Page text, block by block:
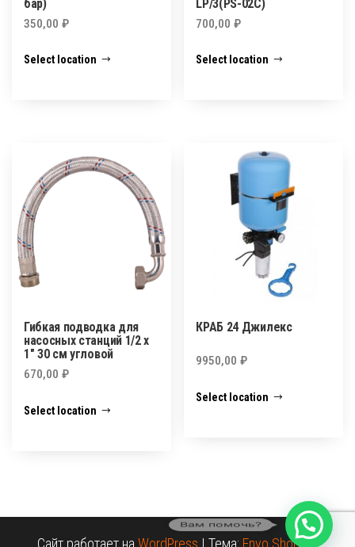
бар)
350,00 ₽
Select location
LP/3(PS-02C)
700,00₽
Select location
Гибкая подводка для
насосных станций 1/2 х
1″ 30 см угловой
670,00 ₽
Select location
КРАБ 24 Джилекс
9950,00₽
Select location
Вам помочь?